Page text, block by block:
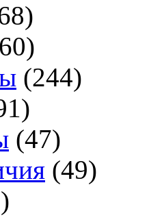
(244)
(47)
(49)